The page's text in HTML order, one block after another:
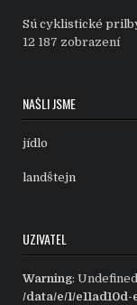
Sú cyklistické
12 187 zobrazení
NAŠLI JSME
jídlo
landštejn
UZIVATEL
Warning:
/data/e/1/